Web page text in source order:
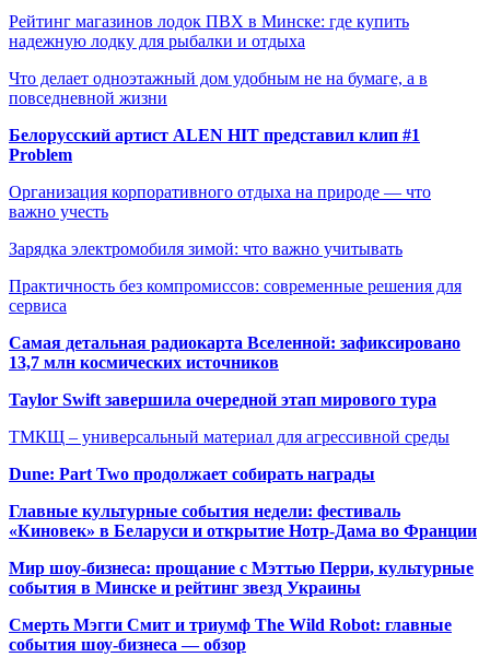
Рейтинг магазинов лодок ПВХ в Минске: где купить
надежную лодку для рыбалки и отдыха
Что делает одноэтажный дом удобным не на бумаге, а в
повседневной жизни
Белорусский артист ALEN HIT представил клип #1
Problem
Организация корпоративного отдыха на природе — что
важно учесть
Зарядка электромобиля зимой: что важно учитывать
Практичность без компромиссов: современные решения для
сервиса
Самая детальная радиокарта Вселенной: зафиксировано
13,7 млн космических источников
Taylor Swift завершила очередной этап мирового тура
ТМКЩ – универсальный материал для агрессивной среды
Dune: Part Two продолжает собирать награды
Главные культурные события недели: фестиваль
«Киновек» в Беларуси и открытие Нотр-Дама во Франции
Мир шоу-бизнеса: прощание с Мэттью Перри, культурные
события в Минске и рейтинг звезд Украины
Смерть Мэгги Смит и триумф The Wild Robot: главные
события шоу-бизнеса — обзор